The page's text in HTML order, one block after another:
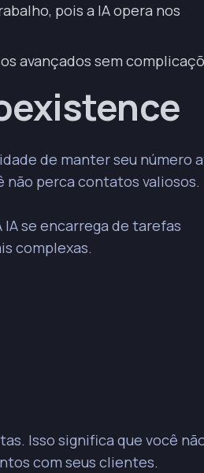
pois a IA opera nos
avançados sem
de manter seu número
não perca contatos valiosos.
se encarrega de tarefas
complexas.
Isso significa que você
com seus clientes.